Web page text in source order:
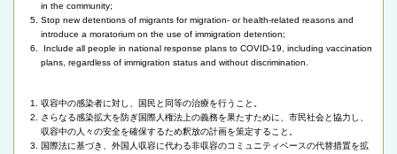
in the community;
Stop new detentions of migrants for migration- or health-related reasons and
introduce a moratorium on the use of immigration detention;
Include all people in national response plans to COVID-19, including vaccination
plans, regardless of immigration status and without discrimination.
収容中の感染者に対し、国民と同等の治療を行うこと。
さらなる感染拡大を防ぎ国際人権法上の義務を果たすために、市民社会と協力し、
収容中の人々の安全を確保するため釈放の計画を策定すること。
国際法に基づき、外国人収容に代わる非収容のコミュニティベースの代替措置を拡